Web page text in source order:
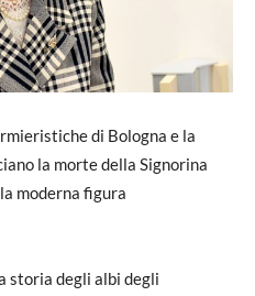
di Bologna e la
la morte della Signorina
moderna figura
storia degli albi degli